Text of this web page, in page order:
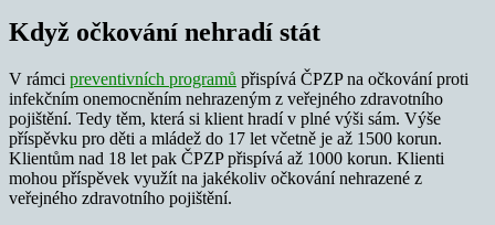
Když očkování nehradí stát
V rámci preventivních programů přispívá ČPZP na očkování proti
infekčním onemocněním nehrazeným z veřejného zdravotního
pojištění. Tedy těm, která si klient hradí v plné výši sám. Výše
příspěvku pro děti a mládež do 17 let včetně je až 1500 korun.
Klientům nad 18 let pak ČPZP přispívá až 1000 korun. Klienti
mohou příspěvek využít na jakékoliv očkování nehrazené z
veřejného zdravotního pojištění.